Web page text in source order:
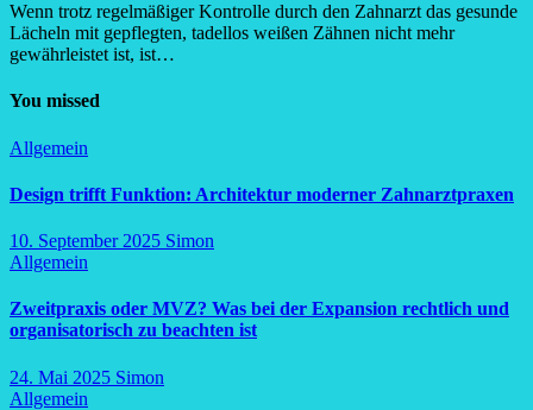
Wenn trotz regelmäßiger Kontrolle durch den Zahnarzt das gesunde
Lächeln mit gepflegten, tadellos weißen Zähnen nicht mehr
gewährleistet ist, ist…
You missed
Allgemein
Design trifft Funktion: Architektur moderner Zahnarztpraxen
10. September 2025 Simon
Allgemein
Zweitpraxis oder MVZ? Was bei der Expansion rechtlich und
organisatorisch zu beachten ist
24. Mai 2025 Simon
Allgemein